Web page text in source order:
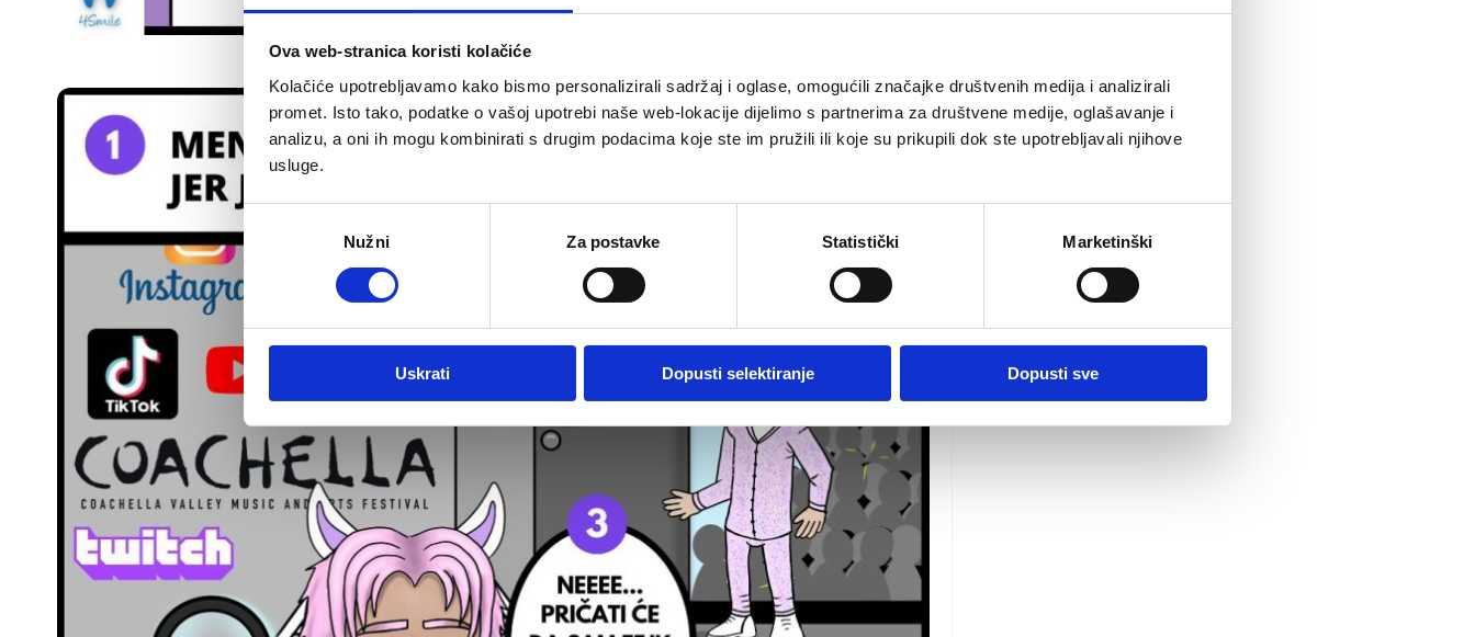
Ova web-stranica koristi kolačiće
Kolačiće upotrebljavamo kako bismo personalizirali sadržaj i oglase, omogućili značajke društvenih medija i analizirali
promet. Isto tako, podatke o vašoj upotrebi naše web-lokacije dijelimo s partnerima za društvene medije, oglašavanje i
analizu, a oni ih mogu kombinirati s drugim podacima koje ste im pružili ili koje su prikupili dok ste upotrebljavali njihove
usluge.
Odabir
pristanka
Nužni Za postavke Statistički Marketinški
Uskrati Dopusti selektiranje Dopusti sve